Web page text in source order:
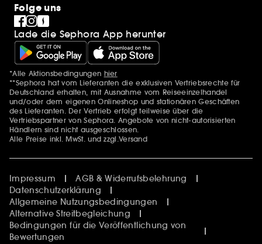
Folge uns
Lade die Sephora App herunter
Zusätzlich Erwähnungen
*Alle Aktionsbedingungen hier
**Sephora hat vom Lieferanten die exklusiven Vertriebsrechte für
Deutschland erhalten, mit Ausnahme vom Reiseeinzelhandel
und/oder dem eigenen Onlineshop und stationären Geschäften
des Lieferanten. Der Vertrieb erfolgt teilweise über die
Vertriebspartner von Sephora. Angebote von nicht-autorisierten
Händlern sind nicht ausgeschlossen.
Alle Preise inkl. MwSt. und zzgl.Versand
Impressum
AGB & Widerrufsbelehrung
Datenschutzerklärung
Allgemeine Nutzungsbedingungen
Alternative Streitbegleichung
Bedingungen für die Veröffentlichung von
Bewertungen